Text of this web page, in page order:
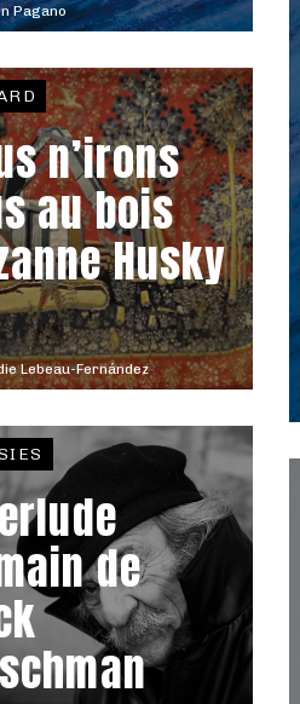
Pagano
Lebeau-Fernández
n’irons
au bois
Husky
de